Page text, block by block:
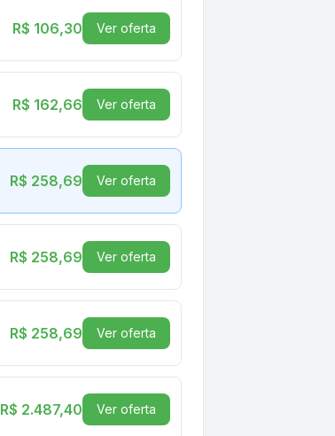
R$ 106,30 Ver oferta
R$ 162,66 Ver oferta
R$ 258,69 Ver oferta
R$ 258,69 Ver oferta
R$ 258,69 Ver oferta
R$ 2.487,40 Ver oferta